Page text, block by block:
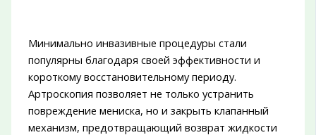
Минимально инвазивные процедуры стали
популярны благодаря своей эффективности и
короткому восстановительному периоду.
Артроскопия позволяет не только устранить
повреждение мениска, но и закрыть клапанный
механизм, предотвращающий возврат жидкости